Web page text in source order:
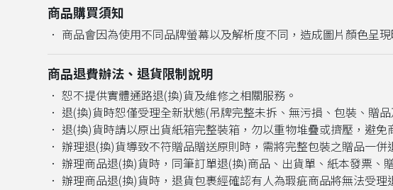
商品購買須知
． 商品會因為使用不同品牌螢幕以及解析度不同，造成圖片顏色呈
商品退費辦法、退貨限制說明
． 恕不提供實體通路退(換)貨及維修之相關服務 。
． 退(換)貨時恕僅受理全新狀態(吊牌完整未拆、無污損、包裝 、贈
． 退(換)貨時請以原出貨紙箱完整裝箱，勿以重物堆疊或擠壓，避免
． 辦理退(換)貨導致不符贈品贈送原則時，需將完整包裝之贈品一併
． 辦理商品退(換)貨時，同筆訂單退(換)商品、出貨單、紙本發票 、
． 辦理商品退(換)貨時，退貨包裹經確認有人為瑕疵商品將無法受